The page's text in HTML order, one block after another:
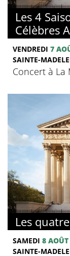
Les 4
Célèbres
VENDREDI 7
SAINTE-
Concert à La
Les
SAMEDI 8 AOÛT
SAINTE-